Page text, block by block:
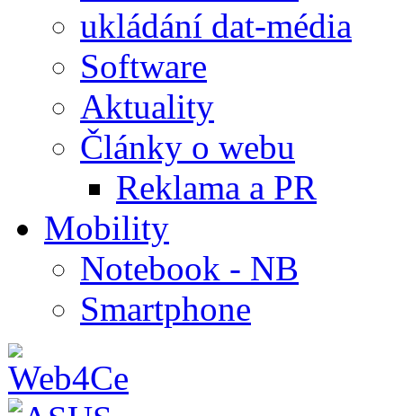
ukládání dat-média
Software
Aktuality
Články o webu
Reklama a PR
Mobility
Notebook - NB
Smartphone